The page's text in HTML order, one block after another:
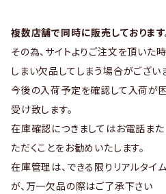
複数店舗で同時に販売しております
その為、サイトよりご注文を頂いた
しまい欠品してしまう場合がございま
今後の入荷予定を確認して入荷が
受け致します。
在庫確認につきましてはお電話ま
ただくことをお勧めいたします。
在庫管理は、できる限りリアルタイ
が、万一欠品の際はご了承下さい